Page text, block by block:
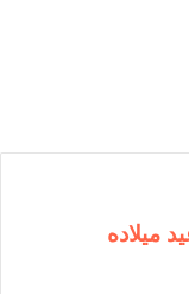
ميلاده